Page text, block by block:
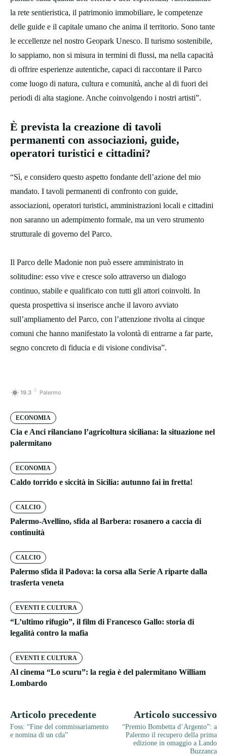
la rete sentieristica, il patrimonio immobiliare, le competenze
delle guide e il capitale umano che anima il territorio. Sono tante
le eccellenze nel nostro Geopark Unesco. Il turismo sostenibile,
lo sappiamo, non si misura in termini di flussi, ma nella capacità
di offrire esperienze autentiche, capaci di raccontare il Parco
come luogo di natura, cultura e comunità, anche al di fuori dei
periodi di alta stagione. Anche coinvolgendo i nostri artisti”.
È prevista la creazione di tavoli
permanenti con associazioni, guide,
operatori turistici e cittadini?
“Sì, e considero questo aspetto fondante dell’azione del mio
mandato. I tavoli permanenti di confronto con guide,
associazioni, operatori turistici, amministrazioni locali e cittadini
non saranno un adempimento formale, ma un vero strumento
strutturale di governo del Parco.
Il Parco delle Madonie non può essere amministrato in
solitudine: esso vive e cresce solo attraverso un dialogo
continuo, stabile e qualificato con tutti gli attori coinvolti. In
questa prospettiva si inserisce anche il lavoro avviato
sull’ampliamento del Parco, con l’attenzione rivolta ai cinque
comuni che hanno manifestato la volontà di entrarne a far parte,
segno concreto di fiducia e di visione condivisa”.
19.3 C Palermo
ECONOMIA
Cia e Anci rilanciano l’agricoltura siciliana: la situazione nel
palermitano
ECONOMIA
Caldo torrido e siccità in Sicilia: autunno fai in fretta!
CALCIO
Palermo-Avellino, sfida al Barbera: rosanero a caccia di
continuità
CALCIO
Palermo sfida il Padova: la corsa alla Serie A riparte dalla
trasferta veneta
EVENTI E CULTURA
“L’ultimo rifugio”, il film di Francesco Gallo: storia di
legalità contro la mafia
EVENTI E CULTURA
Al cinema “Lo scuru”: la regia è del palermitano William
Lombardo
Articolo precedente
Foss: “Fine del commissariamento
e nomina di un cda”
Articolo successivo
“Premio Bombetta d’Argento”: a
Palermo il recupero della prima
edizione in omaggio a Lando
Buzzanca